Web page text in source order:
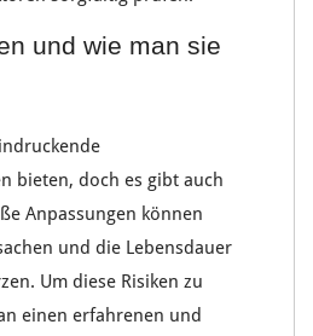
und wie man sie
bieten, doch es gibt auch
Anpassungen können
und die Lebensdauer
Um diese Risiken zu
einen erfahrenen und